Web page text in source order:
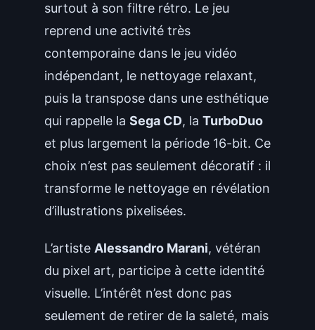
surtout à son filtre rétro. Le jeu
reprend une activité très
contemporaine dans le jeu vidéo
indépendant, le nettoyage relaxant,
puis la transpose dans une esthétique
qui rappelle la Sega CD, la TurboDuo
et plus largement la période 16-bit. Ce
choix n’est pas seulement décoratif : il
transforme le nettoyage en révélation
d’illustrations pixelisées.
L’artiste Alessandro Marani, vétéran
du pixel art, participe à cette identité
visuelle. L’intérêt n’est donc pas
seulement de retirer de la saleté, mais